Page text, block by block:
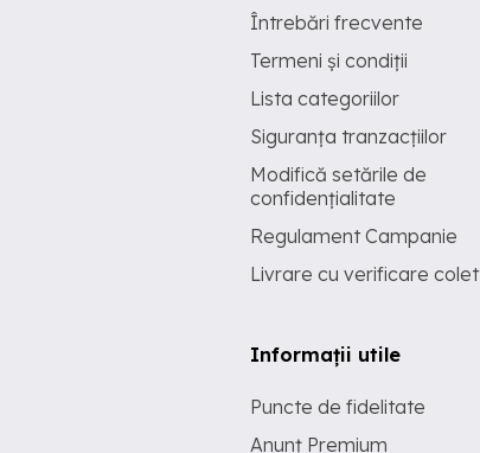
Întrebări frecvente
Termeni și condiții
Lista categoriilor
Siguranța tranzacțiilor
Modifică setările de
confidențialitate
Regulament Campanie
Livrare cu verificare colet
Informații utile
Puncte de fidelitate
Anunț Premium